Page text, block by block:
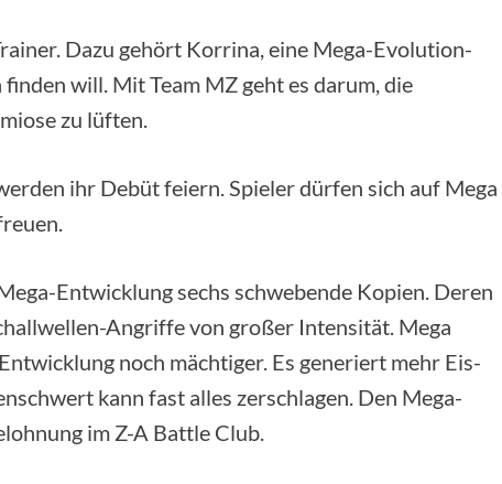
Dazu gehört Korrina, eine Mega-Evolution-
will. Mit Team MZ geht es darum, die
zu lüften.
ihr Debüt feiern. Spieler dürfen sich auf Mega
Entwicklung sechs schwebende Kopien. Deren
Angriffe von großer Intensität. Mega
noch mächtiger. Es generiert mehr Eis-
kann fast alles zerschlagen. Den Mega-
im Z-A Battle Club.